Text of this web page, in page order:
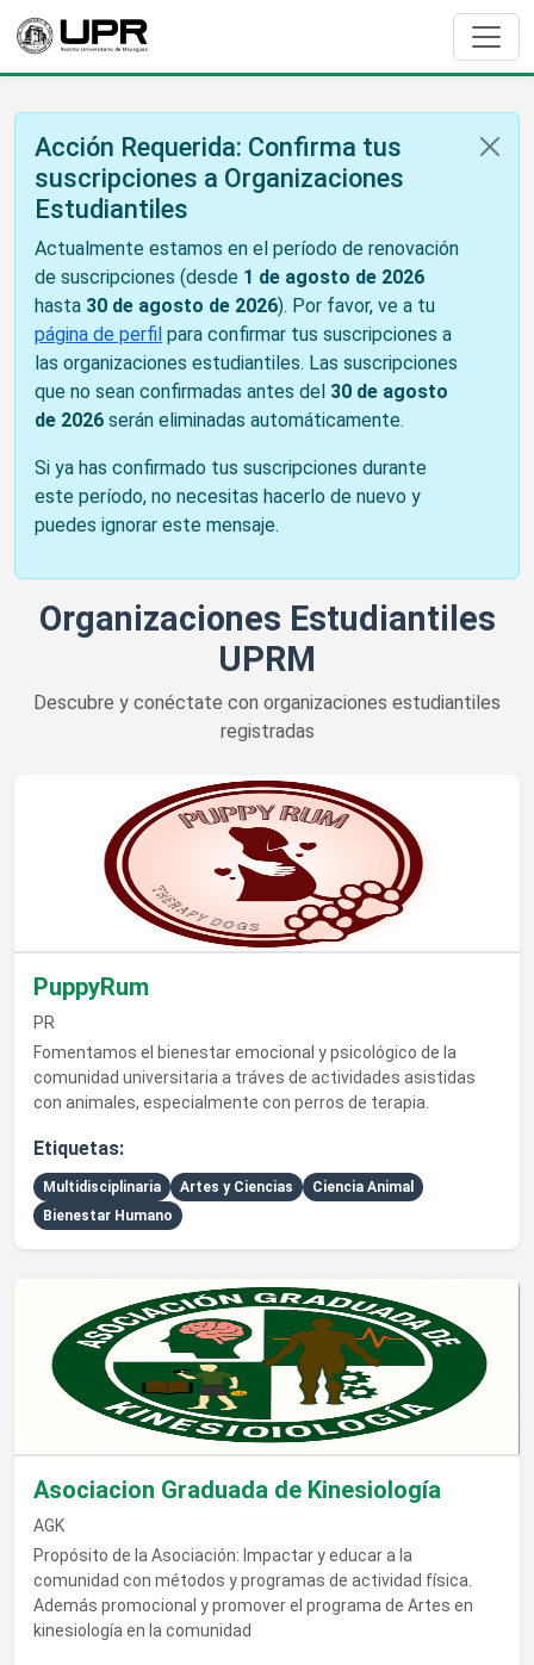
Acción Requerida: Confirma tus
suscripciones a Organizaciones
Estudiantiles
Actualmente estamos en el período de renovación
de suscripciones (desde 1 de agosto de 2026
hasta 30 de agosto de 2026). Por favor, ve a tu
página de perfil para confirmar tus suscripciones a
las organizaciones estudiantiles. Las suscripciones
que no sean confirmadas antes del 30 de agosto
de 2026 serán eliminadas automáticamente.
Si ya has confirmado tus suscripciones durante
este período, no necesitas hacerlo de nuevo y
puedes ignorar este mensaje.
Organizaciones Estudiantiles
UPRM
Descubre y conéctate con organizaciones estudiantiles
registradas
Ver detalles de PuppyRum
PuppyRum
PR
Fomentamos el bienestar emocional y psicológico de la
comunidad universitaria a tráves de actividades asistidas
con animales, especialmente con perros de terapia.
Etiquetas:
Multidisciplinaria Artes y Ciencias
Ciencia Animal
Bienestar Humano
Ver detalles de Asociacion Graduada de Kinesiología
Asociacion Graduada de Kinesiología
AGK
Propósito de la Asociación: Impactar y educar a la
comunidad con métodos y programas de actividad física.
Además promocional y promover el programa de Artes en
kinesiología en la comunidad